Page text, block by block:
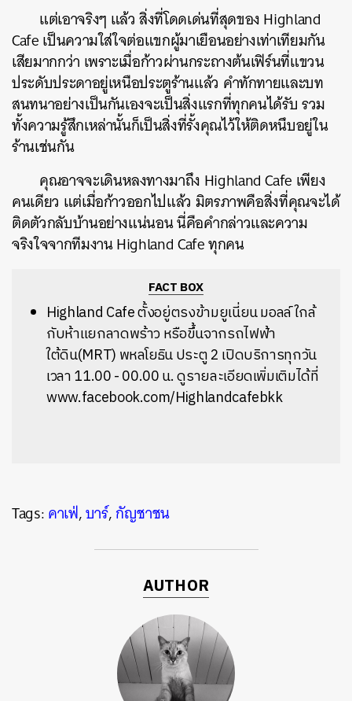
แต่เอาจริงๆ แล้ว สิ่งที่โดดเด่นที่สุดของ Highland
Cafe เป็นความใส่ใจต่อแขกผู้มาเยือนอย่างเท่าเทียมกัน
เสียมากกว่า เพราะเมื่อก้าวผ่านกระถางต้นเฟิร์นที่แขวน
ประดับประดาอยู่เหนือประตูร้านแล้ว คำทักทายและบท
สนทนาอย่างเป็นกันเองจะเป็นสิ่งแรกที่ทุกคนได้รับ รวม
ทั้งความรู้สึกเหล่านั้นก็เป็นสิ่งที่รั้งคุณไว้ให้ติดหนึบอยู่ใน
ร้านเช่นกัน
คุณอาจจะเดินหลงทางมาถึง Highland Cafe เพียง
คนเดียว แต่เมื่อก้าวออกไปแล้ว มิตรภาพคือสิ่งที่คุณจะได้
ติดตัวกลับบ้านอย่างแน่นอน นี่คือคำกล่าวและความ
จริงใจจากทีมงาน Highland Cafe ทุกคน
FACT BOX
Highland Cafe ตั้งอยู่ตรงข้ามยูเนี่ยน มอลล์ ใกล้
กับห้าแยกลาดพร้าว หรือขึ้นจากรถไฟฟ้า
ใต้ดิน(MRT) พหลโยธิน ประตู 2 เปิดบริการทุกวัน
เวลา 11.00 - 00.00 น.ดูรายละเอียดเพิ่มเติมได้ที่
www.facebook.com/Highlandcafebkk
Tags:คาเฟ่,บาร์,กัญชาชน
AUTHOR